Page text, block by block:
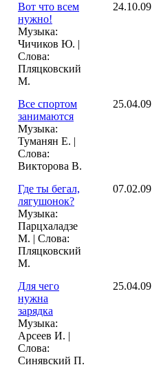
Вот что всем
нужно!
Музыка:
Чичиков Ю. |
Слова:
Пляцковский
М.
24.10.09
Все спортом
занимаются
Музыка:
Туманян Е. |
Слова:
Викторова В.
25.04.09
Где ты бегал,
лягушонок?
Музыка:
Парцхаладзе
М. | Слова:
Пляцковский
М.
07.02.09
Для чего
нужна
зарядка
Музыка:
Арсеев И. |
Слова:
Синявский П.
25.04.09